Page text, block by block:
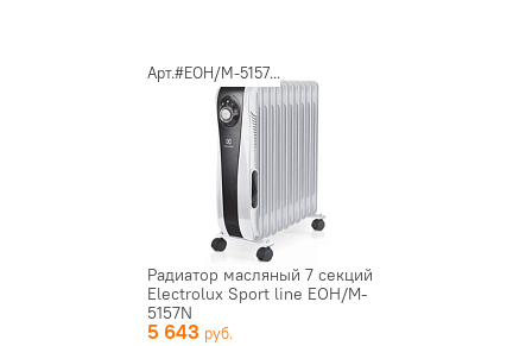
Арт.#EOH/M-5157...
Радиатор масляный 7 секций
Electrolux Sport line EOH/M-
5157N
5 643